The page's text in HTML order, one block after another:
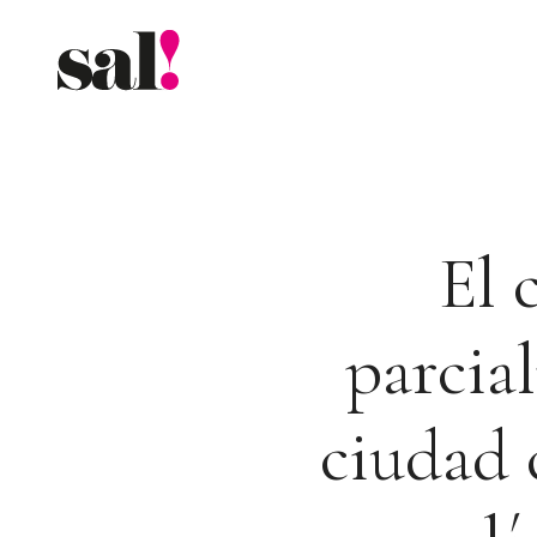
contenido
El
ciudad